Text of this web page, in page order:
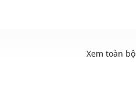
Xem toàn bộ